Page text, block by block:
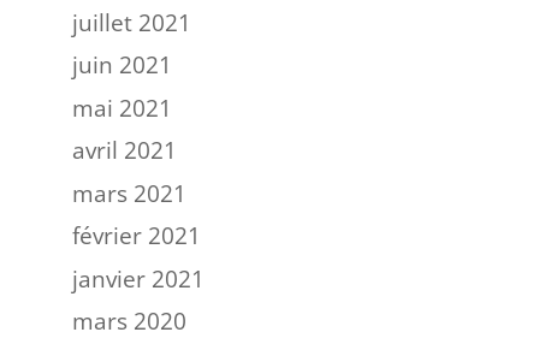
juillet 2021
juin 2021
mai 2021
avril 2021
mars 2021
février 2021
janvier 2021
mars 2020